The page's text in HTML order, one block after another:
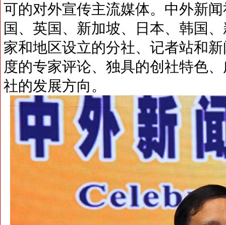
可的对外宣传主流媒体。中外新
国、英国、新加坡、日本、韩国
家和地区设立的分社、记者站和
度的专家评论、独具的创社特色
社的发展方向。